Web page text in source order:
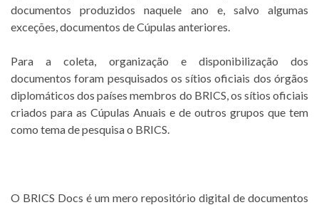
documentos produzidos naquele ano e, salvo algumas
exceções, documentos de Cúpulas anteriores.
Para a coleta, organização e disponibilização dos
documentos foram pesquisados os sítios oficiais dos órgãos
diplomáticos dos países membros do BRICS, os sítios oficiais
criados para as Cúpulas Anuais e de outros grupos que tem
como tema de pesquisa o BRICS.
O BRICS Docs é um mero repositório digital de documentos